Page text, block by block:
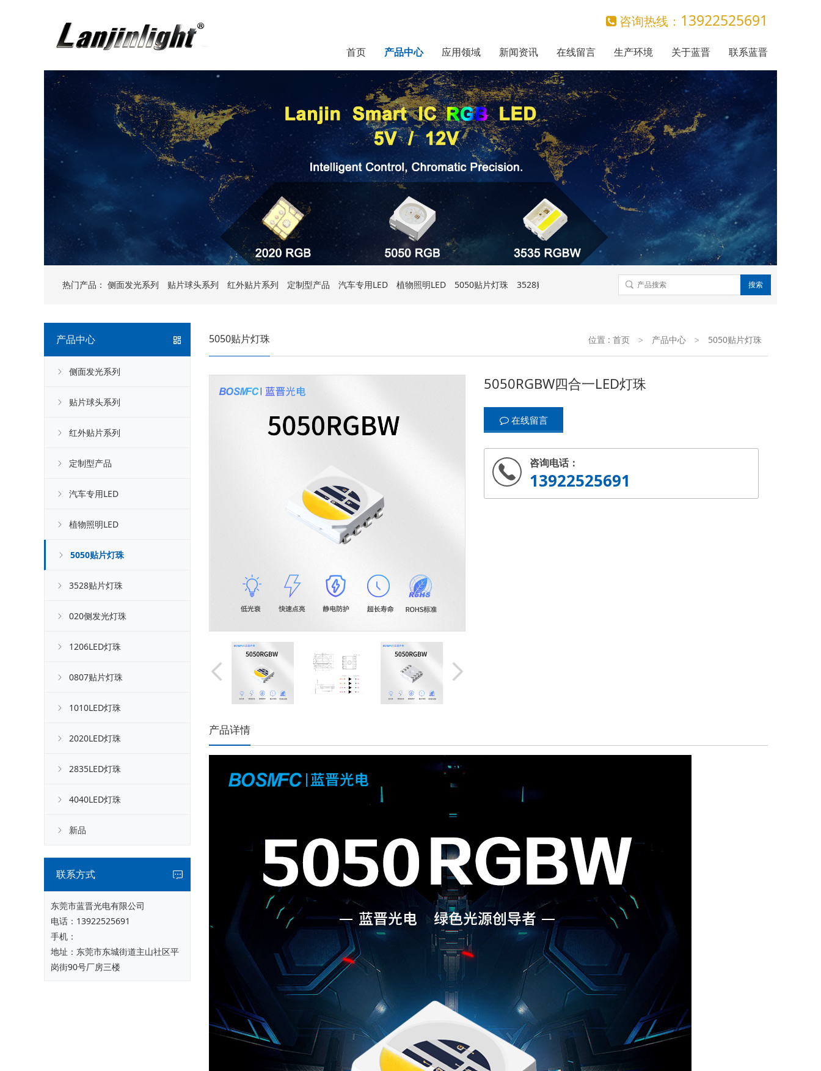
首页 产品中心 应用领域 新闻资讯 在线留言 生产环境 关于蓝晋 联系蓝晋
咨询热线： 13922525691
热门产品： 侧面发光系列 贴片球头系列 红外贴片系列 定制型产品 汽车专用LED 植物照明LED 5050贴片灯珠 3528贴片灯珠
产品中心
侧面发光系列
贴片球头系列
红外贴片系列
定制型产品
汽车专用LED
植物照明LED
5050贴片灯珠
3528贴片灯珠
020侧发光灯珠
1206LED灯珠
0807贴片灯珠
1010LED灯珠
2020LED灯珠
2835LED灯珠
4040LED灯珠
新品
联系方式
东莞市蓝晋光电有限公司
电话： 13922525691
手机：
地址：东莞市东城街道主山社区平
岗街90号厂房三楼
5050贴片灯珠 位置 : 首页 > 产品中心 > 5050贴片灯珠
5050RGBW四合一LED灯珠
在线留言
咨询电话：
13922525691
产品详情